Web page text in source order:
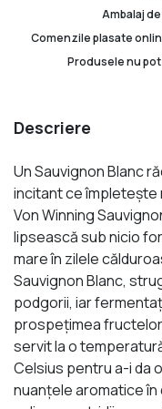
Ambalaj
Comenzile plasate
Produsele nu
Descriere
Un Sauvignon Blanc
incitant ce
Von Winning
lipsească sub nicio
mare în zilele
Sauvignon Blanc,
podgorii, iar
prospeţimea
servit la o
Celsius pentru a-i da
nuanţele aromatice